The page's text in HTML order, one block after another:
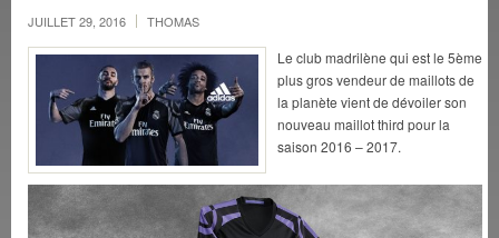
JUILLET 29, 2016 THOMAS
Le club madrilène qui est le 5ème
plus gros vendeur de maillots de
la planète vient de dévoiler son
nouveau maillot third pour la
saison 2016 – 2017.